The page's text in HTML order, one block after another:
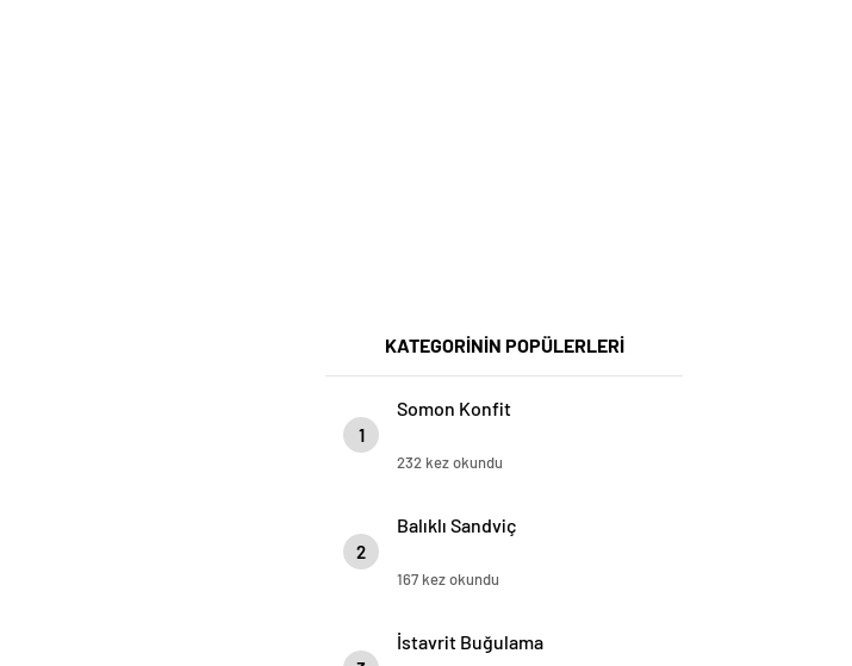
KATEGORİNİN POPÜLERLERİ
1
Somon Konfit
232 kez okundu
2
Balıklı Sandviç
167 kez okundu
İstavrit Buğulama